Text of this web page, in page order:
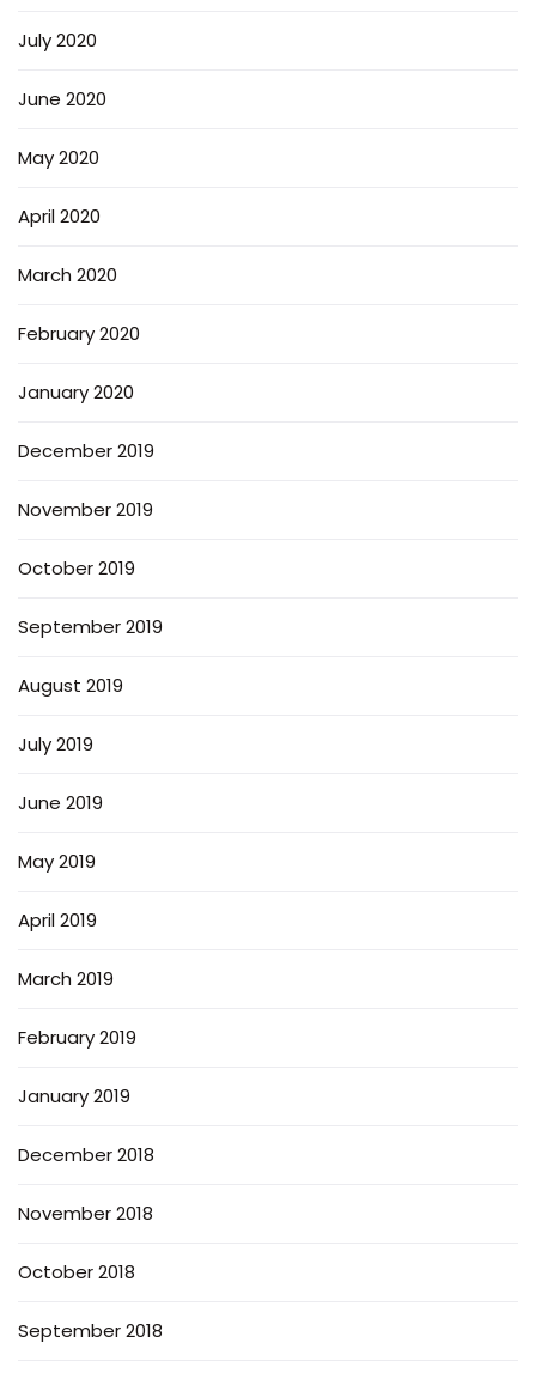
July 2020
June 2020
May 2020
April 2020
March 2020
February 2020
January 2020
December 2019
November 2019
October 2019
September 2019
August 2019
July 2019
June 2019
May 2019
April 2019
March 2019
February 2019
January 2019
December 2018
November 2018
October 2018
September 2018